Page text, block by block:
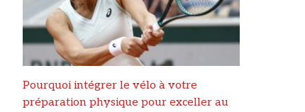
Pourquoi intégrer le vélo à votre
préparation physique pour exceller au